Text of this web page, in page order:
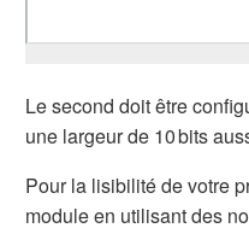
Le second doit être
une largeur de 10 bits
Pour la lisibilité de votre
module en utilisant des